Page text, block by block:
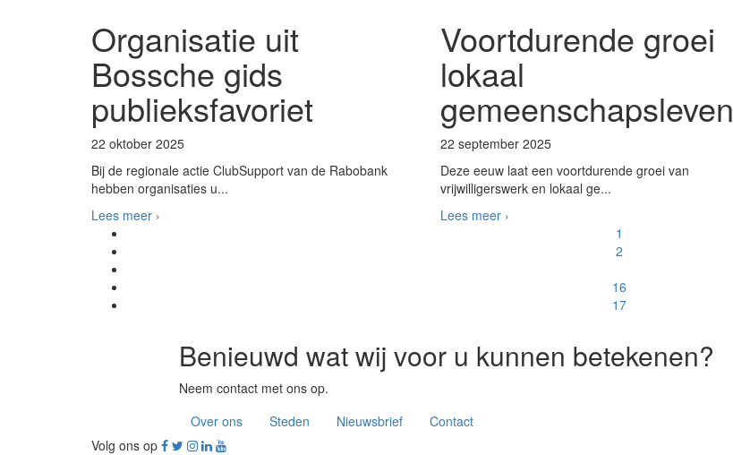
Organisatie uit
Bossche gids
publieksfavoriet
22 oktober 2025
Bij de regionale actie ClubSupport van de Rabobank
hebben organisaties u...
Lees meer ›
Voortdurende groei
lokaal
gemeenschapsleven
22 september 2025
Deze eeuw laat een voortdurende groei van
vrijwilligerswerk en lokaal ge...
Lees meer ›
1
2
16
17
Benieuwd wat wij voor u kunnen betekenen?
Neem contact met ons op.
Over ons
Steden Nieuwsbrief
Contact
Volg ons op